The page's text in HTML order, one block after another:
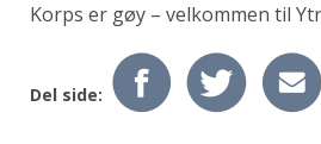
Korps er gøy – velkommen til
Del side: